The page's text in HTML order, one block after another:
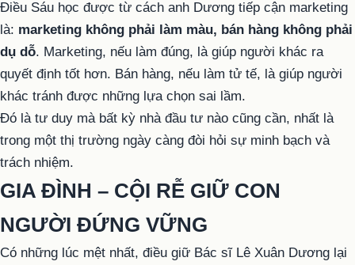
Điều Sáu học được từ cách anh Dương tiếp cận marketing
là: marketing không phải làm màu, bán hàng không phải
dụ dỗ. Marketing, nếu làm đúng, là giúp người khác ra
quyết định tốt hơn. Bán hàng, nếu làm tử tế, là giúp người
khác tránh được những lựa chọn sai lầm.
Đó là tư duy mà bất kỳ nhà đầu tư nào cũng cần, nhất là
trong một thị trường ngày càng đòi hỏi sự minh bạch và
trách nhiệm.
GIA ĐÌNH – CỘI RỄ GIỮ CON
NGƯỜI ĐỨNG VỮNG
Có những lúc mệt nhất, điều giữ Bác sĩ Lê Xuân Dương lại